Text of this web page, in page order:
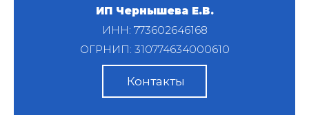
ИП Чернышева Е.В.
ИНН: 773602646168
ОГРНИП: 310774634000610
Контакты